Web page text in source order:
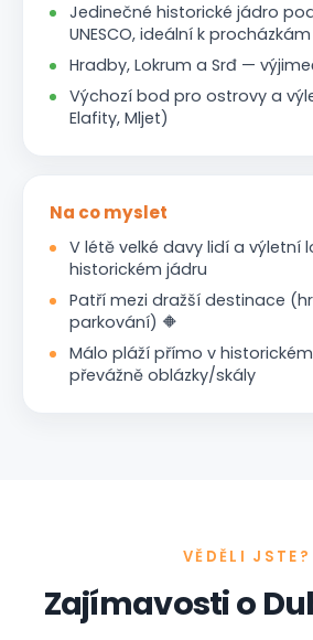
Jedinečné historické jádro
UNESCO, ideální k procházkám
Hradby, Lokrum a Srđ —
Výchozí bod pro ostrovy a
Elafity, Mljet)
Na co myslet
V létě velké davy lidí a výletní
historickém jádru
Patří mezi dražší destinace
parkování) 🔶
Málo pláží přímo v
převážně oblázky/skály
VĚDĚLI JSTE?
Zajímavosti o